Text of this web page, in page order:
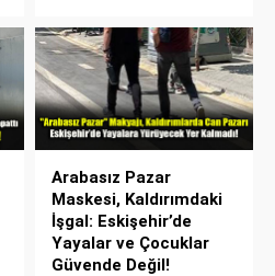
Arabasız Pazar
Maskesi, Kaldırımdaki
İşgal: Eskişehir’de
Yayalar ve Çocuklar
Güvende Değil!